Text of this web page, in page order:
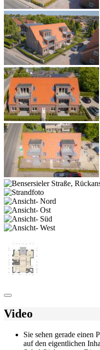
Video
Sie sehen gerade einen
auf den eigentlichen